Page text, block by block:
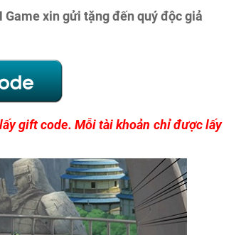
xin gửi tặng đến quý độc giả
gift code. Mỗi tài khoản chỉ được lấy